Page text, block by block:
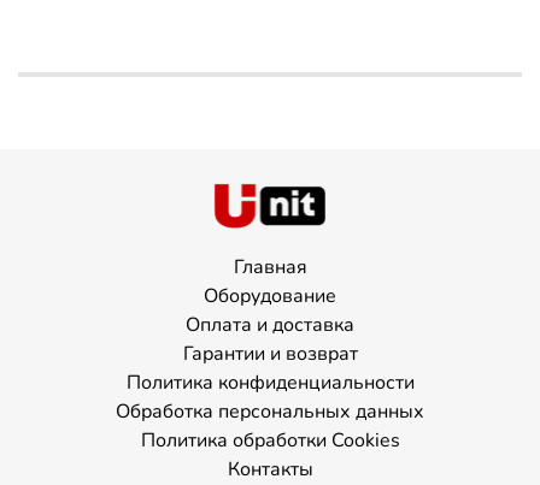
Главная
Оборудование
Оплата и доставка
Гарантии и возврат
Политика конфиденциальности
Обработка персональных данных
Политика обработки Cookies
Контакты